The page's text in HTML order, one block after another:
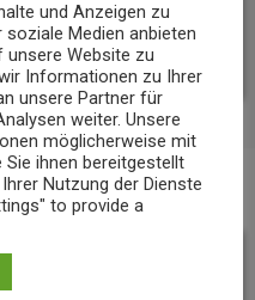
Mayen-Koblenz
eine
und Anzeigen zu
Medien anbieten
Website zu
Informationen zu Ihrer
unsere Partner für
weiter. Unsere
möglicherweise mit
ihnen bereitgestellt
Nutzung der Dienste
to provide a